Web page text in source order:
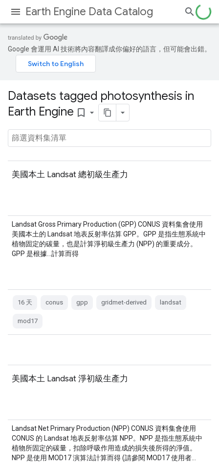
Earth Engine Data Catalog
Google 會運用 AI 技術將內容翻譯成你偏好的語言，但可能會出錯。
Datasets tagged photosynthesis in
Earth Engine bookmark_border
美國本土 Landsat 總初級生產力
Landsat Gross Primary Production (GPP) CONUS 資料集會使用
美國本土的 Landsat 地表反射率估算 GPP。GPP 是指生態系統中
植物固定的碳量，也是計算淨初級生產力 (NPP) 的重要成分。
GPP 是根據…計算而得
16 天 conus gpp gridmet-derived landsat
mod17
美國本土 Landsat 淨初級生產力
Landsat Net Primary Production (NPP) CONUS 資料集會使用
CONUS 的 Landsat 地表反射率估算 NPP。NPP 是指生態系統中
植物所固定的碳量，扣除呼吸作用造成的損失後所得的淨值。
NPP 是使用 MOD17 演算法計算而得 (請參閱 MOD17 使用者…